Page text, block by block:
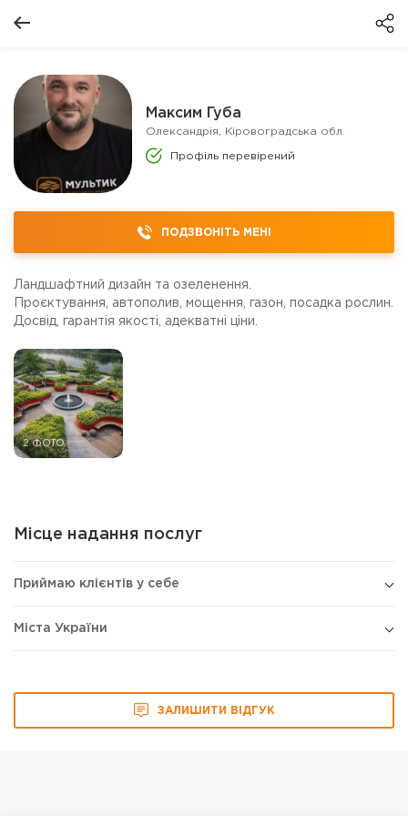
Максим Губа
Олександрія, Кіровоградська обл.
Профіль перевірений
ПОДЗВОНІТЬ МЕНІ
Ландшафтний дизайн та озеленення.
Проєктування, автополив, мощення, газон, посадка рослин.
Досвід, гарантія якості, адекватні ціни.
2 ФОТО
Місце надання послуг
Приймаю клієнтів у себе
Міста України
ЗАЛИШИТИ ВІДГУК